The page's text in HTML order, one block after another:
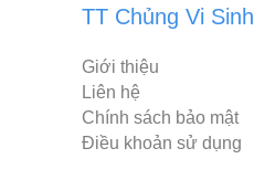
TT Chủng Vi Sinh
Giới thiệu
Liên hệ
Chính sách bảo mật
Điều khoản sử dụng